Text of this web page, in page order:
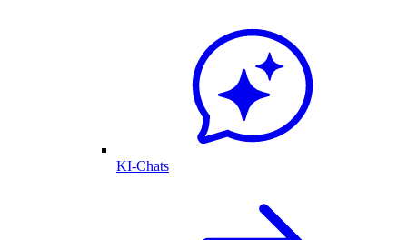
KI-Chats